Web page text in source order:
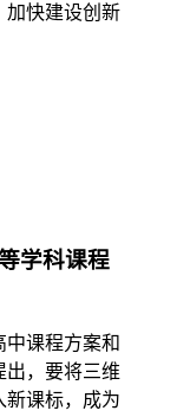
加快建设创新
学科课程
中课程方案和
出，要将三维
新课标，成为